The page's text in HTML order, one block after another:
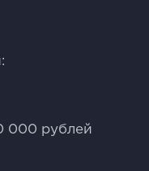
000 рублей